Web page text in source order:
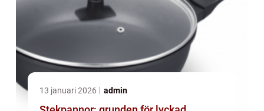
13 januari 2026 admin